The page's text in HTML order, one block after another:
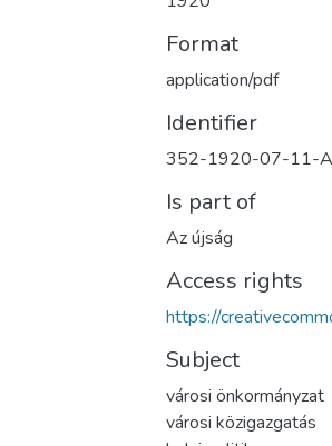
Format
application/pdf
Identifier
352-1920-07-11-
Is part of
Az újság
Access rights
https://
Subject
városi önkormányzat
városi közigazgatás